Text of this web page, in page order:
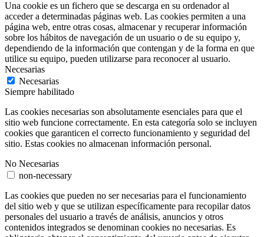
Una cookie es un fichero que se descarga en su ordenador al
acceder a determinadas páginas web. Las cookies permiten a una
página web, entre otras cosas, almacenar y recuperar información
sobre los hábitos de navegación de un usuario o de su equipo y,
dependiendo de la información que contengan y de la forma en que
utilice su equipo, pueden utilizarse para reconocer al usuario.
Necesarias
Necesarias
Siempre habilitado
Las cookies necesarias son absolutamente esenciales para que el
sitio web funcione correctamente. En esta categoría solo se incluyen
cookies que garanticen el correcto funcionamiento y seguridad del
sitio. Estas cookies no almacenan información personal.
No Necesarias
non-necessary
Las cookies que pueden no ser necesarias para el funcionamiento
del sitio web y que se utilizan específicamente para recopilar datos
personales del usuario a través de análisis, anuncios y otros
contenidos integrados se denominan cookies no necesarias. Es